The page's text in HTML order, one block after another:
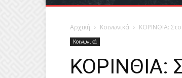
Αρχική Κοινωνικά ΚΟΡΙΝΘΙΑ:
Κοινωνικά
ΚΟΡΙΝΘΙΑ: